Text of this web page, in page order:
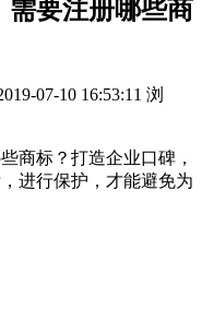
需要注册哪些商
07-10 16:53:11 浏
商标？打造企业口碑，
进行保护，才能避免为